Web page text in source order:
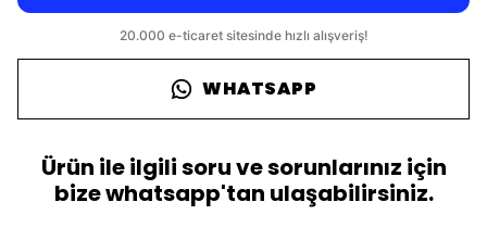
WHATSAPP
Ürün ile ilgili soru ve sorunlarınız için
bize whatsapp'tan ulaşabilirsiniz.